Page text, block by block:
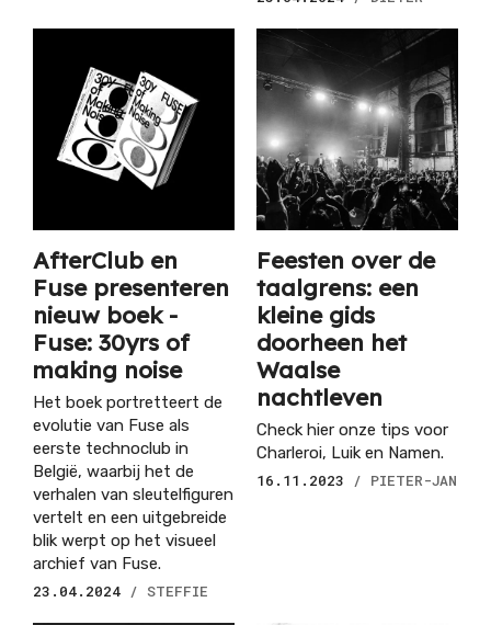
AfterClub en
Fuse presenteren
nieuw boek -
Fuse: 30yrs of
making noise
Het boek portretteert de
evolutie van Fuse als
eerste technoclub in
België, waarbij het de
verhalen van sleutelfiguren
vertelt en een uitgebreide
blik werpt op het visueel
archief van Fuse.
23.04.2024 / STEFFIE
Feesten over de
taalgrens: een
kleine gids
doorheen het
Waalse
nachtleven
Check hier onze tips voor
Charleroi, Luik en Namen.
16.11.2023
/ PIETER-JAN